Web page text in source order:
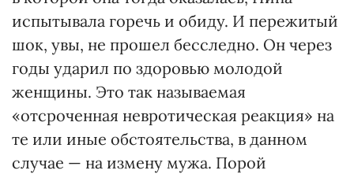
испытывала горечь и обиду. И пережитый
шок, увы, не прошел бесследно. Он через
годы ударил по здоровью молодой
женщины. Это так называемая
«отсроченная невротическая реакция» на
те или иные обстоятельства, в данном
случае — на измену мужа. Порой